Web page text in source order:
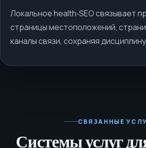
Локальное health‑SEO связывает
страницы местоположений,
каналы связи, сохраняя
СВЯЗАННЫЕ
Системы услуг